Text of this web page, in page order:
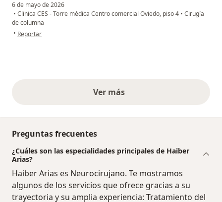
6 de mayo de 2026
• Clinica CES - Torre médica Centro comercial Oviedo, piso 4 • Cirugía
de columna
• en opinión del usuario Andrea Saldarriaga
Reportar
Ver másopiniones anteriores
Preguntas frecuentes
¿Cuáles son las especialidades principales de Haiber
Arias?
Haiber Arias es Neurocirujano. Te mostramos
algunos de los servicios que ofrece gracias a su
trayectoria y su amplia experiencia: Tratamiento del